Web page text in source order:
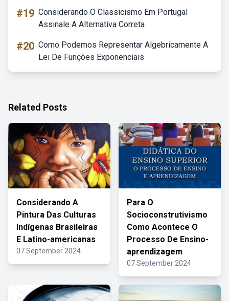
#19 Considerando O Classicismo Em Portugal
Assinale A Alternativa Correta
#20 Como Podemos Representar Algebricamente A
Lei De Funções Exponenciais
Related Posts
Considerando A
Pintura Das Culturas
Indígenas Brasileiras
E Latino-americanas
07 September 2024
Para O
Socioconstrutivismo
Como Acontece O
Processo De Ensino-
aprendizagem
07 September 2024